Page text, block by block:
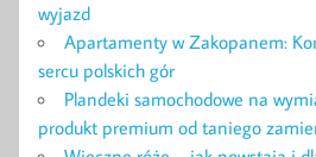
wyjazd
Apartamenty w Zakopanem:
sercu polskich gór
Plandeki samochodowe na
produkt premium od taniego